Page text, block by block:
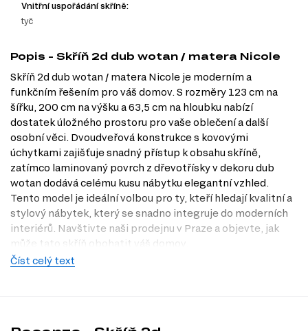
Vnitřní uspořádání skříně:
tyč
Popis - Skříň 2d dub wotan / matera Nicole
Skříň 2d dub wotan / matera Nicole je moderním a
funkčním řešením pro váš domov. S rozměry 123 cm na
šířku, 200 cm na výšku a 63,5 cm na hloubku nabízí
dostatek úložného prostoru pro vaše oblečení a další
osobní věci. Dvoudveřová konstrukce s kovovými
úchytkami zajišťuje snadný přístup k obsahu skříně,
zatímco laminovaný povrch z dřevotřísky v dekoru dub
wotan dodává celému kusu nábytku elegantní vzhled.
Tento model je ideální volbou pro ty, kteří hledají kvalitní a
stylový nábytek, který se snadno integruje do moderních
interiérů. Navštivte naši prodejnu v Praze a objevte, jak
může tato skříň obohatit váš domov.
Charakteristiky, vlastnosti a výhody
oblečení nabízí dostatek místa pro zavěšení šatů a uložení dalších
Číst celý text